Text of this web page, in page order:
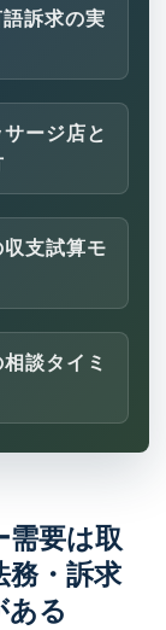
訴求の実
ージ店と
支試算モ
談タイミ
需要は取
務・訴求
ある